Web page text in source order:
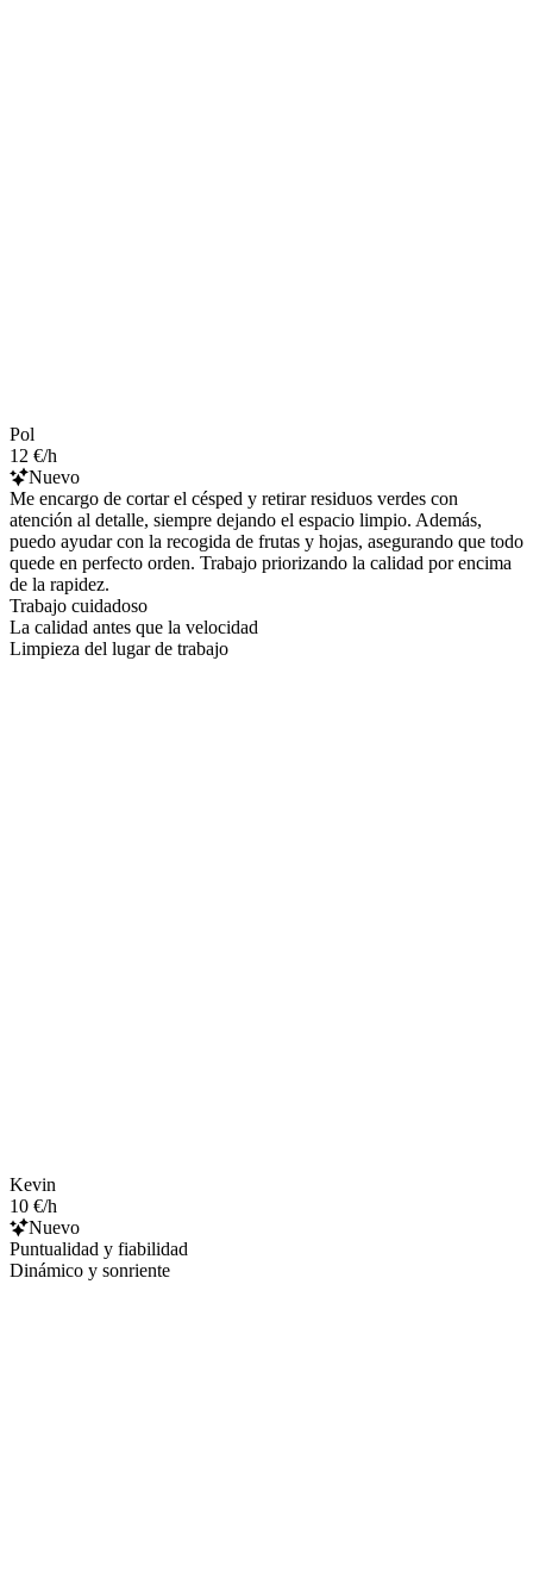
Pol
12 €/h
Nuevo
Me encargo de cortar el césped y retirar residuos verdes con
atención al detalle, siempre dejando el espacio limpio. Además,
puedo ayudar con la recogida de frutas y hojas, asegurando que todo
quede en perfecto orden. Trabajo priorizando la calidad por encima
de la rapidez.
Trabajo cuidadoso
La calidad antes que la velocidad
Limpieza del lugar de trabajo
Kevin
10 €/h
Nuevo
Puntualidad y fiabilidad
Dinámico y sonriente